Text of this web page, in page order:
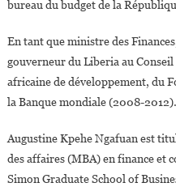
bureau du budget de la
En tant que ministre des
gouverneur du Liberia au
africaine de développement, du
la Banque mondiale (2008-2012).
Augustine Kpehe Ngafuan est
des affaires (MBA) en finance et
Simon Graduate School of